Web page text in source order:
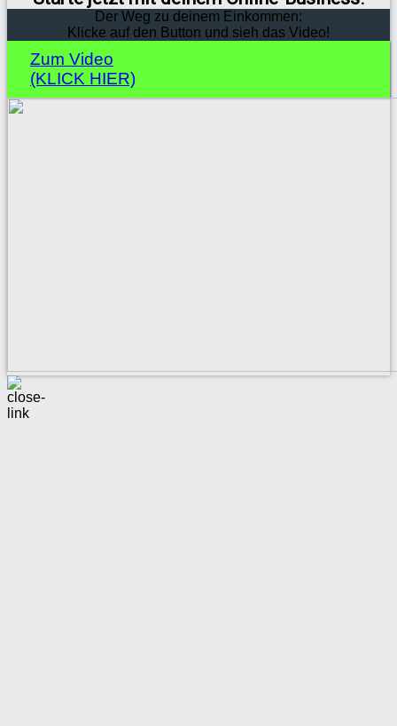
Der Weg zu deinem Einkommen:
Klicke auf den Button und sieh das Video!
Zum Video
(KLICK HIER)